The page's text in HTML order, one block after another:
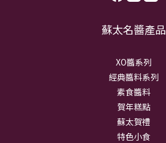
蘇太名醬產品
XO醬系列
經典醬料系列
素食醬料
賀年糕點
蘇太賀禮
特色小食